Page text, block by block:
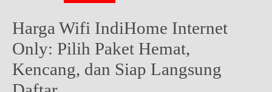
Harga Wifi IndiHome Internet
Only: Pilih Paket Hemat,
Kencang, dan Siap Langsung